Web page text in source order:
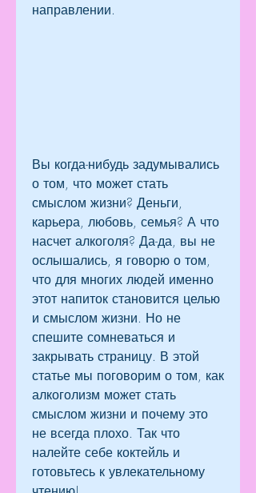
направлении.
Вы когда-нибудь задумывались
о том, что может стать
смыслом жизни? Деньги,
карьера, любовь, семья? А что
насчет алкоголя? Да-да, вы не
ослышались, я говорю о том,
что для многих людей именно
этот напиток становится целью
и смыслом жизни. Но не
спешите сомневаться и
закрывать страницу. В этой
статье мы поговорим о том, как
алкоголизм может стать
смыслом жизни и почему это
не всегда плохо. Так что
налейте себе коктейль и
готовьтесь к увлекательному